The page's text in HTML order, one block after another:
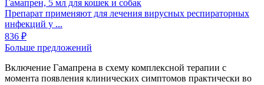
Гамапрен, 5 мл для кошек и собак
Препарат применяют для лечения вирусных респираторных
инфекций у ...
836 ₽
Больше предложений
Включение Гамапрена в схему комплексной терапии с
момента появления клинических симптомов практически во